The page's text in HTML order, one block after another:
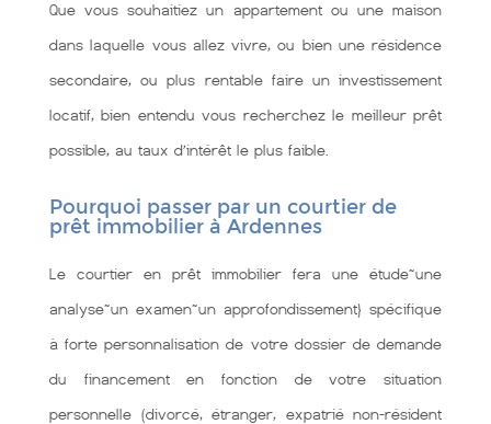
Que vous souhaitiez un appartement ou une maison
dans laquelle vous allez vivre, ou bien une résidence
secondaire, ou plus rentable faire un investissement
locatif, bien entendu vous recherchez le meilleur prêt
possible, au taux d’intérêt le plus faible.
Pourquoi passer par un courtier de
prêt immobilier à Ardennes
Le courtier en prêt immobilier fera une étude~une
analyse~un examen~un approfondissement} spécifique
à forte personnalisation de votre dossier de demande
du financement en fonction de votre situation
personnelle (divorcé, étranger, expatrié non-résident